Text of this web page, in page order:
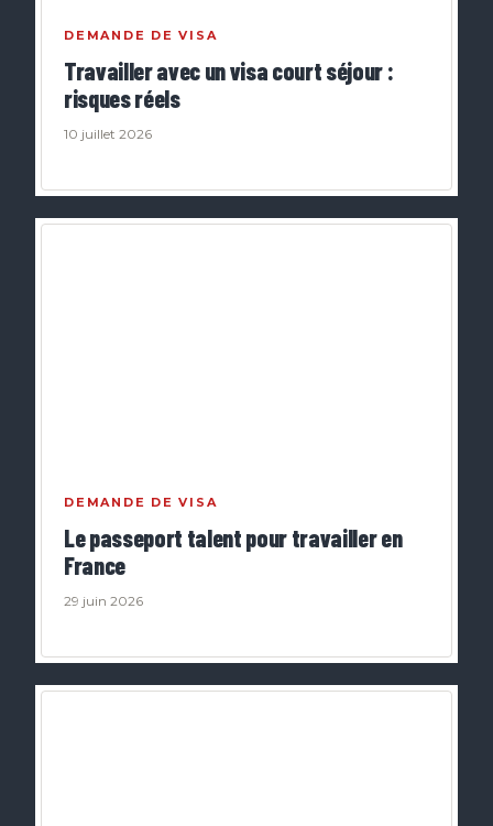
DEMANDE DE VISA
Travailler avec un visa court séjour :
risques réels
10 juillet 2026
DEMANDE DE VISA
Le passeport talent pour travailler en
France
29 juin 2026